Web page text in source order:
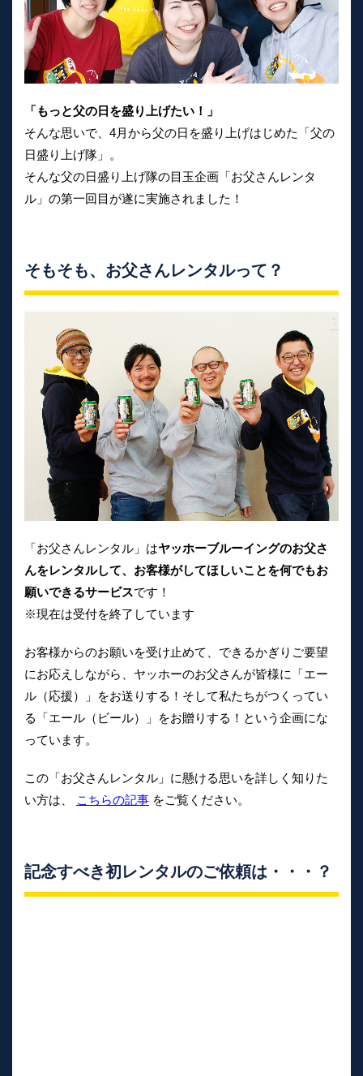
「もっと父の日を盛り上げたい！」
そんな思いで、4月から父の日を盛り上げはじめた「父の
日盛り上げ隊」。
そんな父の日盛り上げ隊の目玉企画「お父さんレンタ
ル」の第一回目が遂に実施されました！
そもそも、お父さんレンタルって？
「お父さんレンタル」はヤッホーブルーイングのお父さ
んをレンタルして、お客様がしてほしいことを何でもお
願いできるサービスです！
※現在は受付を終了しています
お客様からのお願いを受け止めて、できるかぎりご要望
にお応えしながら、ヤッホーのお父さんが皆様に「エー
ル（応援）」をお送りする！そして私たちがつくってい
る「エール（ビール）」をお贈りする！という企画にな
っています。
この「お父さんレンタル」に懸ける思いを詳しく知りた
い方は、
こちらの記事 をご覧ください。
記念すべき初レンタルのご依頼は・・・？